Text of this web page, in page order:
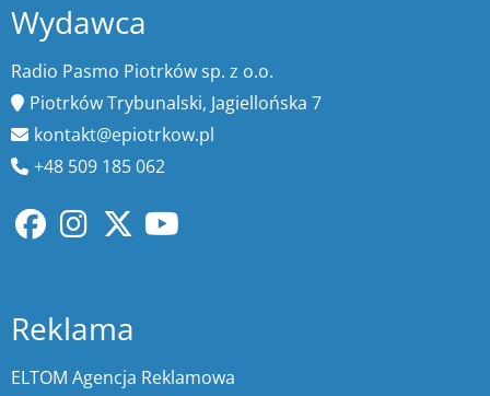
Wydawca
Radio Pasmo Piotrków sp. z o.o.
Piotrków Trybunalski, Jagiellońska 7
kontakt@epiotrkow.pl
+48 509 185 062
Reklama
ELTOM Agencja Reklamowa